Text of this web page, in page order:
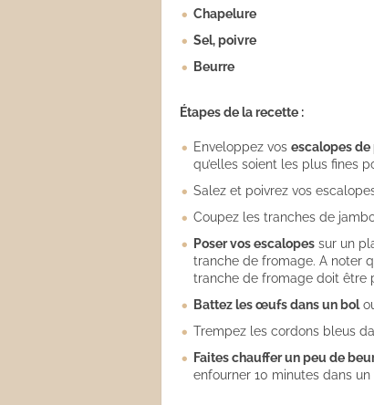
Chapelure
Sel, poivre
Beurre
Étapes de la recette :
Enveloppez vos escalopes
qu’elles soient les plus fines
Salez et poivrez vos
Coupez les tranches de
Poser vos escalopes sur un
tranche de fromage. A noter
tranche de fromage doit être
Battez les œufs dans un bol
Trempez les cordons bleus
Faites chauffer un peu de
enfourner 10 minutes dans